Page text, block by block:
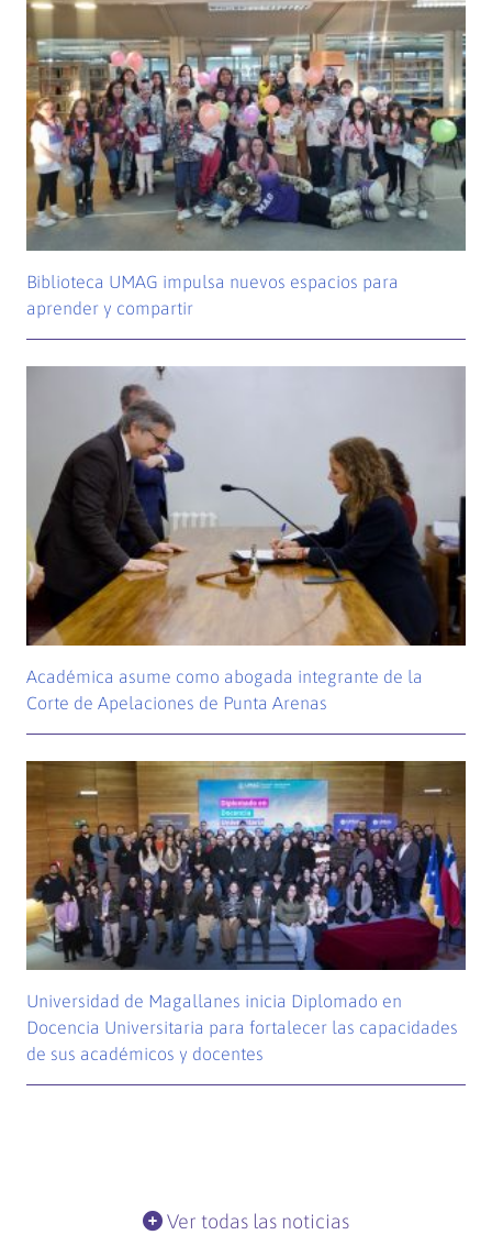
Biblioteca UMAG impulsa nuevos espacios para
aprender y compartir
Académica asume como abogada integrante de la
Corte de Apelaciones de Punta Arenas
Universidad de Magallanes inicia Diplomado en
Docencia Universitaria para fortalecer las capacidades
de sus académicos y docentes
Ver todas las noticias